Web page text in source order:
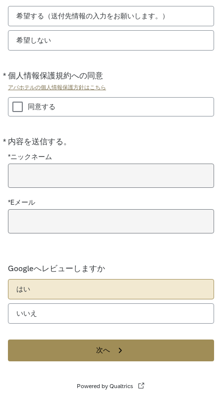
須
希望する（送付先情報の入力をお願いします。）
希望しない
* 個人情報保護規約への同意
アパホテルの個人情報保護方針はこちら
必
須
同意する
* 内容を送信する。
必
須
*ニックネーム
*Eメール
Googleへレビューしますか
はい
いいえ
次へ
Powered by Qualtrics